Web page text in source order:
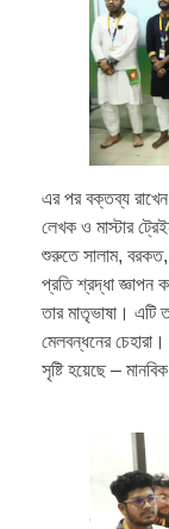
এর পর বক্তব্য
লেখক ও মাস্টার
শুরুতে সালাম, বরকত,
প্রতি শ্রদ্ধা জ্ঞাপন
তার মাতৃভাষা। এটি
মেলবন্ধনের
সৃষ্টি হয়েছে –